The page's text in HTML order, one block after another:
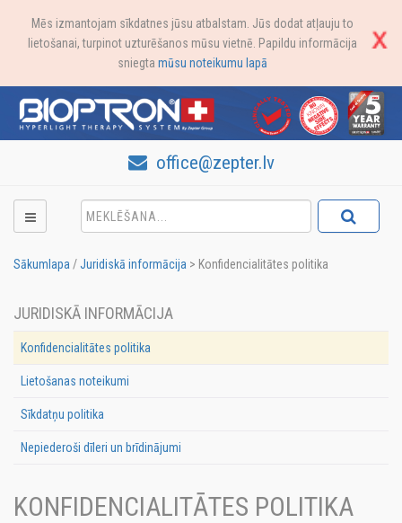
Mēs izmantojam sīkdatnes jūsu atbalstam. Jūs dodat atļauju to
lietošanai, turpinot uzturēšanos mūsu vietnē. Papildu informācija
sniegta mūsu noteikumu lapā
office@zepter.lv
Sākumlapa /Juridiskā informācija > Konfidencialitātes politika
JURIDISKĀ INFORMĀCIJA
Konfidencialitātes politika
Lietošanas noteikumi
Sīkdatņu politika
Nepiederoši dīleri un brīdinājumi
KONFIDENCIALITĀTES POLITIKA